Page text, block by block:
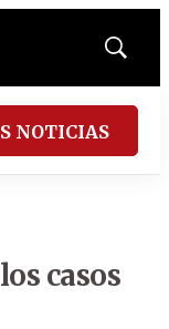
Mostrar
NOTICIAS
casos